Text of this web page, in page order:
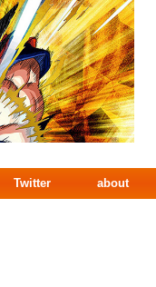
Twitter about